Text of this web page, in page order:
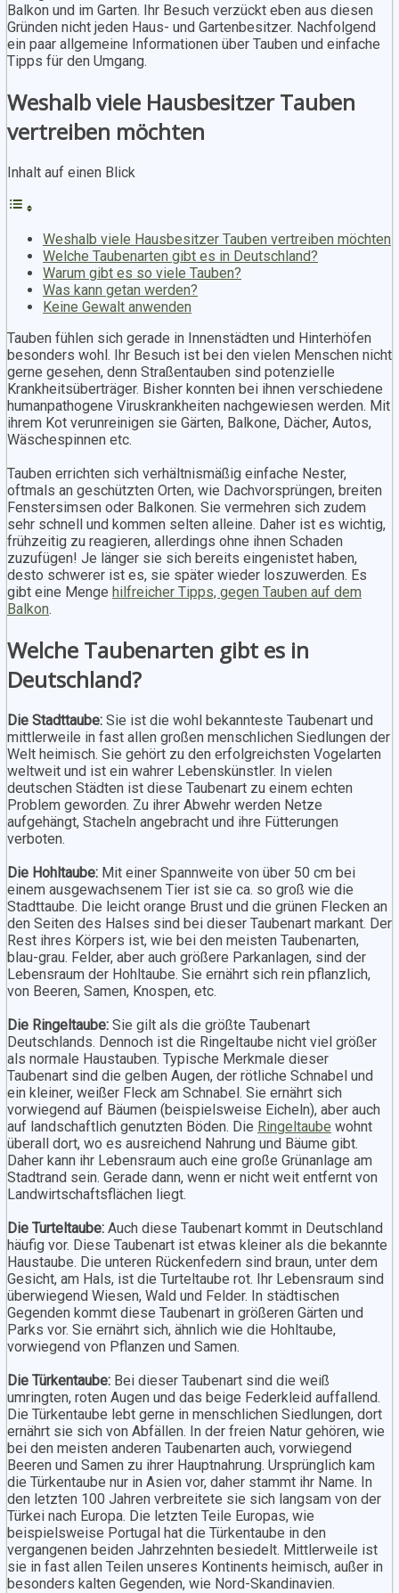
Balkon und im Garten. Ihr Besuch verzückt eben aus diesen
Gründen nicht jeden Haus- und Gartenbesitzer. Nachfolgend
ein paar allgemeine Informationen über Tauben und einfache
Tipps für den Umgang.
Weshalb viele Hausbesitzer Tauben
vertreiben möchten
Inhalt auf einen Blick
Weshalb viele Hausbesitzer Tauben vertreiben möchten
Welche Taubenarten gibt es in Deutschland?
Warum gibt es so viele Tauben?
Was kann getan werden?
Keine Gewalt anwenden
Tauben fühlen sich gerade in Innenstädten und Hinterhöfen
besonders wohl. Ihr Besuch ist bei den vielen Menschen nicht
gerne gesehen, denn Straßentauben sind potenzielle
Krankheitsüberträger. Bisher konnten bei ihnen verschiedene
humanpathogene Viruskrankheiten nachgewiesen werden. Mit
ihrem Kot verunreinigen sie Gärten, Balkone, Dächer, Autos,
Wäschespinnen etc.
Tauben errichten sich verhältnismäßig einfache Nester,
oftmals an geschützten Orten, wie Dachvorsprüngen, breiten
Fenstersimsen oder Balkonen. Sie vermehren sich zudem
sehr schnell und kommen selten alleine. Daher ist es wichtig,
frühzeitig zu reagieren, allerdings ohne ihnen Schaden
zuzufügen! Je länger sie sich bereits eingenistet haben,
desto schwerer ist es, sie später wieder loszuwerden. Es
gibt eine Menge hilfreicher Tipps, gegen Tauben auf dem
Balkon.
Welche Taubenarten gibt es in
Deutschland?
Die Stadttaube: Sie ist die wohl bekannteste Taubenart und
mittlerweile in fast allen großen menschlichen Siedlungen der
Welt heimisch. Sie gehört zu den erfolgreichsten Vogelarten
weltweit und ist ein wahrer Lebenskünstler. In vielen
deutschen Städten ist diese Taubenart zu einem echten
Problem geworden. Zu ihrer Abwehr werden Netze
aufgehängt, Stacheln angebracht und ihre Fütterungen
verboten.
Die Hohltaube: Mit einer Spannweite von über 50 cm bei
einem ausgewachsenem Tier ist sie ca. so groß wie die
Stadttaube. Die leicht orange Brust und die grünen Flecken an
den Seiten des Halses sind bei dieser Taubenart markant. Der
Rest ihres Körpers ist, wie bei den meisten Taubenarten,
blau-grau. Felder, aber auch größere Parkanlagen, sind der
Lebensraum der Hohltaube. Sie ernährt sich rein pflanzlich,
von Beeren, Samen, Knospen, etc.
Die Ringeltaube: Sie gilt als die größte Taubenart
Deutschlands. Dennoch ist die Ringeltaube nicht viel größer
als normale Haustauben. Typische Merkmale dieser
Taubenart sind die gelben Augen, der rötliche Schnabel und
ein kleiner, weißer Fleck am Schnabel. Sie ernährt sich
vorwiegend auf Bäumen (beispielsweise Eicheln), aber auch
auf landschaftlich genutzten Böden. Die Ringeltaube wohnt
überall dort, wo es ausreichend Nahrung und Bäume gibt.
Daher kann ihr Lebensraum auch eine große Grünanlage am
Stadtrand sein. Gerade dann, wenn er nicht weit entfernt von
Landwirtschaftsflächen liegt.
Die Turteltaube: Auch diese Taubenart kommt in Deutschland
häufig vor. Diese Taubenart ist etwas kleiner als die bekannte
Haustaube. Die unteren Rückenfedern sind braun, unter dem
Gesicht, am Hals, ist die Turteltaube rot. Ihr Lebensraum sind
überwiegend Wiesen, Wald und Felder. In städtischen
Gegenden kommt diese Taubenart in größeren Gärten und
Parks vor. Sie ernährt sich, ähnlich wie die Hohltaube,
vorwiegend von Pflanzen und Samen.
Die Türkentaube: Bei dieser Taubenart sind die weiß
umringten, roten Augen und das beige Federkleid auffallend.
Die Türkentaube lebt gerne in menschlichen Siedlungen, dort
ernährt sie sich von Abfällen. In der freien Natur gehören, wie
bei den meisten anderen Taubenarten auch, vorwiegend
Beeren und Samen zu ihrer Hauptnahrung. Ursprünglich kam
die Türkentaube nur in Asien vor, daher stammt ihr Name. In
den letzten 100 Jahren verbreitete sie sich langsam von der
Türkei nach Europa. Die letzten Teile Europas, wie
beispielsweise Portugal hat die Türkentaube in den
vergangenen beiden Jahrzehnten besiedelt. Mittlerweile ist
sie in fast allen Teilen unseres Kontinents heimisch, außer in
besonders kalten Gegenden, wie Nord-Skandinavien.